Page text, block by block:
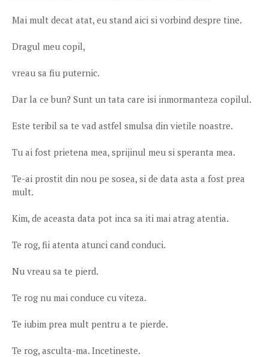
Mai mult decat atat, eu stand aici si vorbind despre tine.
Dragul meu copil,
vreau sa fiu puternic.
Dar la ce bun? Sunt un tata care isi inmormanteza copilul.
Este teribil sa te vad astfel smulsa din vietile noastre.
Tu ai fost prietena mea, sprijinul meu si speranta mea.
Te-ai prostit din nou pe sosea, si de data asta a fost prea
mult.
Kim, de aceasta data pot inca sa iti mai atrag atentia.
Te rog, fii atenta atunci cand conduci.
Nu vreau sa te pierd.
Te rog nu mai conduce cu viteza.
Te iubim prea mult pentru a te pierde.
Te rog, asculta-ma. Incetineste.